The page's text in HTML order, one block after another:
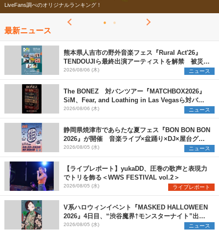
LiveFans調べのオリジナルランキング！
最新ニュース
熊本県人吉市の野外音楽フェス『Rural Act'26』
TENDOUJIら最終出演アーティストを解禁 被災地
支援プロジェクトの始動も発表
2026/08/06 (木) ニュース
The BONEZ 対バンツアー『MATCHBOX2026』
SiM、Fear, and Loathing in Las Vegasら対バン
アーティストを一斉解禁
2026/08/06 (木) ニュース
静岡県焼津市であらたな夏フェス『BON BON BON
2026』が開催 音楽ライブ×盆踊り×DJ×屋台グル
メ×ランタンナイトで彩る2日間
2026/08/05 (水) ニュース
【ライブレポート】yukaDD、圧巻の歌声と表現力
でトリを飾る＜WWS FESTIVAL vol.2＞
2026/08/05 (水) ライブレポート
V系ハロウィンイベント『MASKED HALLOWEEN
2026』4日目、“渋谷魔界†モンスターナイト”出演6
組を発表
2026/08/05 (水) ニュース